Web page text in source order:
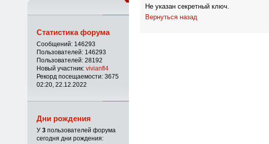
Не указан секретный ключ.
Вернуться назад
Статистика форума
Сообщений: 146293
Пользователей: 146293
Пользователей: 28192
Новый участник: vivianfl4
Рекорд посещаемости: 3675
02:20, 22.12.2022
Дни рождения
У 3пользователей форума
сегодня дни рождения: